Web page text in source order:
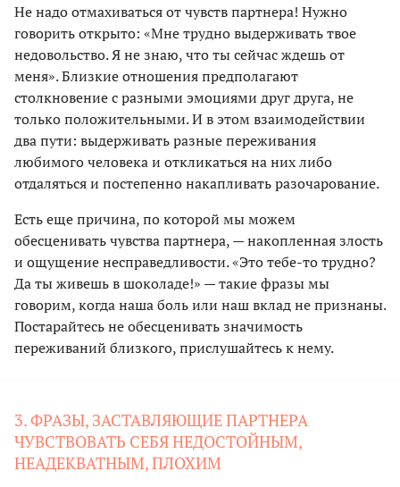
Не надо отмахиваться от чувств партнера! Нужно
говорить открыто: «Мне трудно выдерживать твое
недовольство. Я не знаю, что ты сейчас ждешь от
меня». Близкие отношения предполагают
столкновение с разными эмоциями друг друга, не
только положительными. И в этом взаимодействии
два пути: выдерживать разные переживания
любимого человека и откликаться на них либо
отдаляться и постепенно накапливать разочарование.
Есть еще причина, по которой мы можем
обесценивать чувства партнера, — накопленная злость
и ощущение несправедливости. «Это тебе-то трудно?
Да ты живешь в шоколаде!» — такие фразы мы
говорим, когда наша боль или наш вклад не признаны.
Постарайтесь не обесценивать значимость
переживаний близкого, прислушайтесь к нему.
3. ФРАЗЫ, ЗАСТАВЛЯЮЩИЕ ПАРТНЕРА
ЧУВСТВОВАТЬ СЕБЯ НЕДОСТОЙНЫМ,
НЕАДЕКВАТНЫМ, ПЛОХИМ